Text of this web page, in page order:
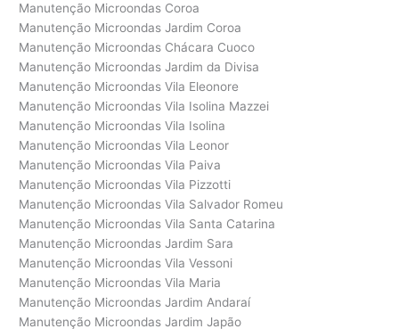
Manutenção Microondas Coroa
Manutenção Microondas Jardim Coroa
Manutenção Microondas Chácara Cuoco
Manutenção Microondas Jardim da Divisa
Manutenção Microondas Vila Eleonore
Manutenção Microondas Vila Isolina Mazzei
Manutenção Microondas Vila Isolina
Manutenção Microondas Vila Leonor
Manutenção Microondas Vila Paiva
Manutenção Microondas Vila Pizzotti
Manutenção Microondas Vila Salvador Romeu
Manutenção Microondas Vila Santa Catarina
Manutenção Microondas Jardim Sara
Manutenção Microondas Vila Vessoni
Manutenção Microondas Vila Maria
Manutenção Microondas Jardim Andaraí
Manutenção Microondas Jardim Japão